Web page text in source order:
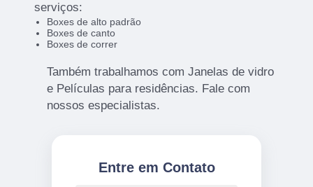
serviços:
Boxes de alto padrão
Boxes de canto
Boxes de correr
Também trabalhamos com Janelas de vidro
e Películas para residências. Fale com
nossos especialistas.
Entre em Contato